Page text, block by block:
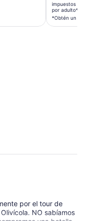
es
de
US$ 32.
impuestos y
por adulto*
*Obtén un
por el tour de
NO sabíamos